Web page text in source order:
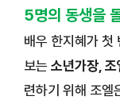
5명의 동생을
배우 한지혜가 첫
보는 소년가장,
련하기 위해 조엘